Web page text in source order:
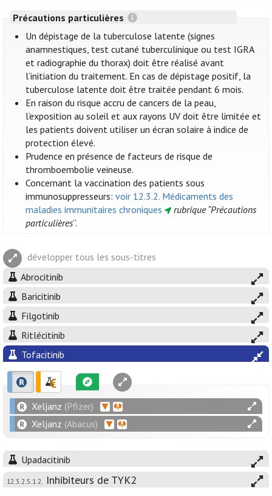
Précautions particulières
Un dépistage de la tuberculose latente (signes
anamnestiques, test cutané tuberculinique ou test IGRA
et radiographie du thorax) doit être réalisé avant
l’initiation du traitement. En cas de dépistage positif, la
tuberculose latente doit être traitée pendant 6 mois.
En raison du risque accru de cancers de la peau,
l’exposition au soleil et aux rayons UV doit être limitée et
les patients doivent utiliser un écran solaire à indice de
protection élevé.
Prudence en présence de facteurs de risque de
thromboembolie veineuse.
Concernant la vaccination des patients sous
immunosuppresseurs:voir 12.3.2. Médicaments des
maladies immunitaires chroniques
rubrique “Précautions
particulières”.
développer tous les sous-titres
Abrocitinib
Baricitinib
Filgotinib
Ritlécitinib
Tofacitinib
Xeljanz (Pfizer)
Xeljanz (Abacus)
Upadacitinib
12.3.2.5.1.2. Inhibiteurs de TYK2